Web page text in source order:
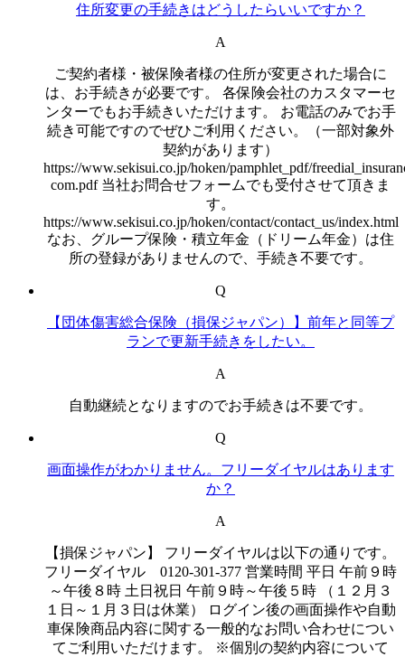
住所変更の手続きはどうしたらいいですか？
A
ご契約者様・被保険者様の住所が変更された場合に
は、お手続きが必要です。 各保険会社のカスタマーセ
ンターでもお手続きいただけます。 お電話のみでお手
続き可能ですのでぜひご利用ください。（一部対象外
契約があります）
https://www.sekisui.co.jp/hoken/pamphlet_pdf/
com.pdf 当社お問合せフォームでも受付させて頂きま
す。
https://www.sekisui.co.jp/hoken/contact/contact_us/index.html
なお、グループ保険・積立年金（ドリーム年金）は住
所の登録がありませんので、手続き不要です。
Q
【団体傷害総合保険（損保ジャパン）】前年と同等プ
ランで更新手続きをしたい。
A
自動継続となりますのでお手続きは不要です。
Q
画面操作がわかりません。フリーダイヤルはあります
か？
A
【損保ジャパン】 フリーダイヤルは以下の通りです。
フリーダイヤル 0120-301-377 営業時間 平日 午前９時
～午後８時 土日祝日 午前９時～午後５時 （１２月３
１日～１月３日は休業） ログイン後の画面操作や自動
車保険商品内容に関する一般的なお問い合わせについ
てご利用いただけます。 ※個別の契約内容について